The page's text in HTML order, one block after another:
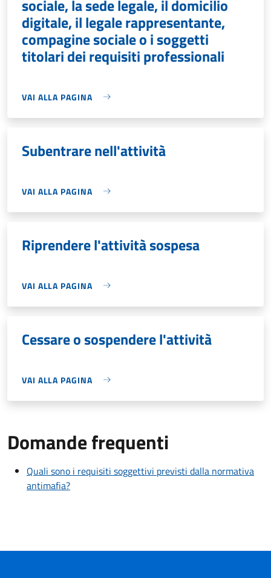
sociale, la sede legale, il domicilio
digitale, il legale rappresentante,
compagine sociale o i soggetti
titolari dei requisiti professionali
VAI ALLA PAGINA
Subentrare nell'attività
VAI ALLA PAGINA
Riprendere l'attività sospesa
VAI ALLA PAGINA
Cessare o sospendere l'attività
VAI ALLA PAGINA
Domande frequenti
Quali sono i requisiti soggettivi previsti dalla normativa
antimafia?